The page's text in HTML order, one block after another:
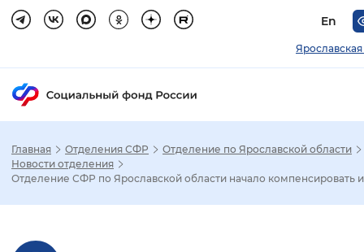
En
Настройка режима отображения
Главная Отделения СФР
Отделение по Ярославской области
Новости отделения
Отделение СФР по Ярославской области начало компенсировать